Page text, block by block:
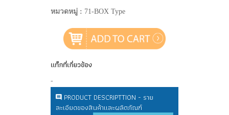
หมวดหมู่ : 71-BOX Type
แท็กที่เกี่ยวข้อง
-
PRODUCT DESCRIPTTION - ราย
ละเอียดของสินค้าและผลิตภัณฑ์